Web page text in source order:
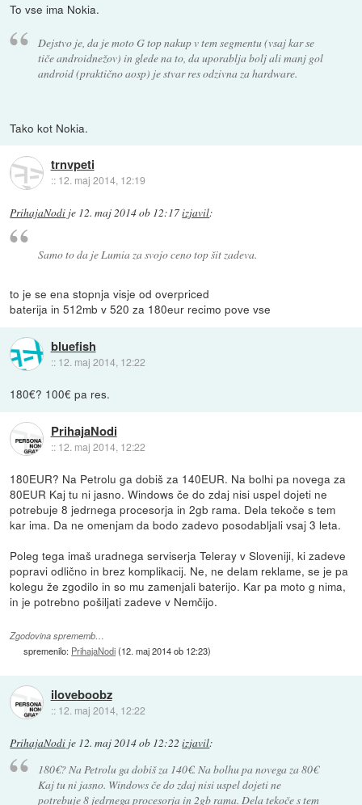
To vse ima Nokia.
Dejstvo je, da je moto G top nakup v tem segmentu (vsaj kar se
tiče androidnežov) in glede na to, da uporablja bolj ali manj gol
android (praktično aosp) je stvar res odzivna za hardware.
Tako kot Nokia.
trnvpeti
:: 12. maj 2014, 12:19
PrihajaNodi je 12. maj 2014 ob 12:17izjavil:
Samo to da je Lumia za svojo ceno top šit zadeva.
to je se ena stopnja visje od overpriced
baterija in 512mb v 520 za 180eur recimo pove vse
bluefish
:: 12. maj 2014, 12:22
180€? 100€ pa res.
PrihajaNodi
:: 12. maj 2014, 12:22
180EUR? Na Petrolu ga dobiš za 140EUR. Na bolhi pa novega za
80EUR Kaj tu ni jasno. Windows če do zdaj nisi uspel dojeti ne
potrebuje 8 jedrnega procesorja in 2gb rama. Dela tekoče s tem
kar ima. Da ne omenjam da bodo zadevo posodabljali vsaj 3 leta.
Poleg tega imaš uradnega serviserja Teleray v Sloveniji, ki zadeve
popravi odlično in brez komplikacij. Ne, ne delam reklame, se je pa
kolegu že zgodilo in so mu zamenjali baterijo. Kar pa moto g nima,
in je potrebno pošiljati zadeve v Nemčijo.
Zgodovina sprememb…
spremenilo: PrihajaNodi(12. maj 2014 ob 12:23)
iloveboobz
:: 12. maj 2014, 12:22
PrihajaNodi je 12. maj 2014 ob 12:22 izjavil:
180€? Na Petrolu ga dobiš za 140€. Na bolhu pa novega za 80€
Kaj tu ni jasno. Windows če do zdaj nisi uspel dojeti ne
potrebuje 8 jedrnega procesorja in 2gb rama. Dela tekoče s tem